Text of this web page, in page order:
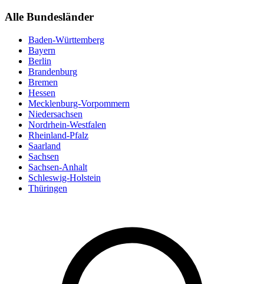
Alle Bundesländer
Baden-Württemberg
Bayern
Berlin
Brandenburg
Bremen
Hessen
Mecklenburg-Vorpommern
Niedersachsen
Nordrhein-Westfalen
Rheinland-Pfalz
Saarland
Sachsen
Sachsen-Anhalt
Schleswig-Holstein
Thüringen